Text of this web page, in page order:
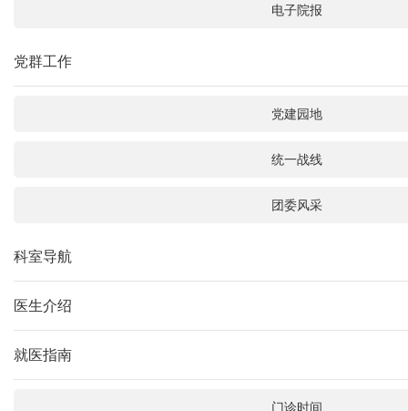
电子院报
党群工作
党建园地
统一战线
团委风采
科室导航
医生介绍
就医指南
门诊时间